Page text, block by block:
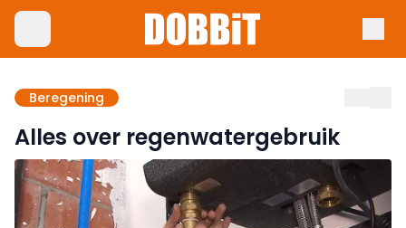
Beregening
Alles over regenwatergebruik